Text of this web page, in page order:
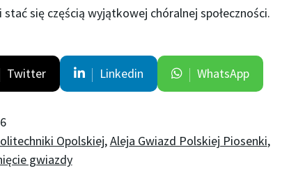
się częścią wyjątkowej chóralnej społeczności.
Twitter Linkedin WhatsApp
Opolskiej,Aleja Gwiazd Polskiej Piosenki,
gwiazdy